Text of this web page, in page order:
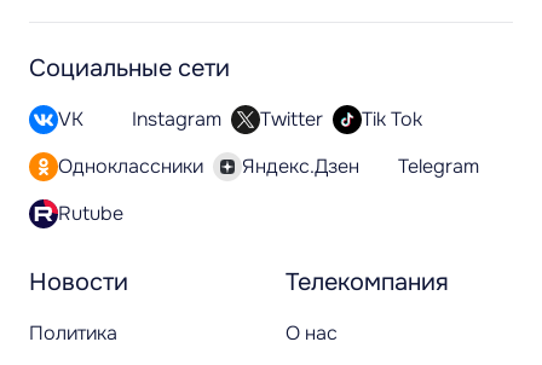
Новости
Политика
Телекомпания
О нас
Социальные сети
VK Instagram Twitter
Tik Tok
Одноклассники
Яндекс.Дзен
Telegram
Rutube